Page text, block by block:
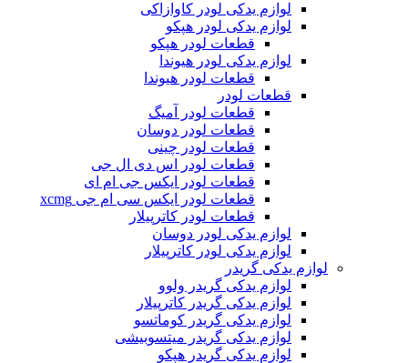
لوازم یدکی لودر کاوازاکی
لوازم یدکی لودر هپکو
قطعات لودر هپکو
لوازم یدکی لودر هیوندا
قطعات لودر هیوندا
قطعات لودر
قطعات لودر آمیگ
قطعات لودر دوسان
قطعات لودر چینی
قطعات لودر اس دی ال جی
قطعات لودر ایکس جی ام ای
قطعات لودر ایکس سی ام جی xcmg
قطعات لودر کاترپیلار
لوازم یدکی لودر دوسان
لوازم یدکی لودر کاترپیلار
لوازم یدکی گریدر
لوازم یدکی گریدر ولوو
لوازم یدکی گریدر کاترپیلار
لوازم یدکی گریدر کوماتسو
لوازم یدکی گریدر میتسوبیشی
لوازم یدکی گریدر هپکو